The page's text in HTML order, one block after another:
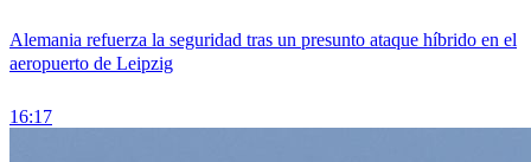
Alemania refuerza la seguridad tras un presunto ataque híbrido en el
aeropuerto de Leipzig
16:17